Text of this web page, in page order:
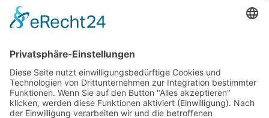
Print 13,– € / E-Book 9,99 €
mehr Infos …
Mia C. Brunner
Schonfrist